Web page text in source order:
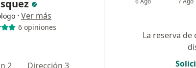
· Ver más
6 opiniones
2 Dirección 3
La reserva de